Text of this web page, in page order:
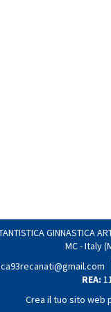
GINNASTICA
MC - Italy
REA:
Crea il tuo sito web